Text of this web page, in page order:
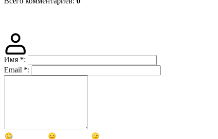
Имя *:
Email *: